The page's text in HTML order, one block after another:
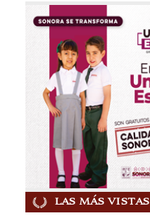
LAS MÁS VISTAS